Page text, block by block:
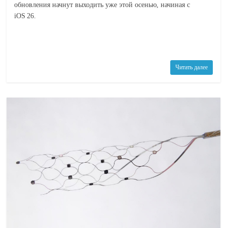
обновления начнут выходить уже этой осенью, начиная с
iOS 26.
Читать далее